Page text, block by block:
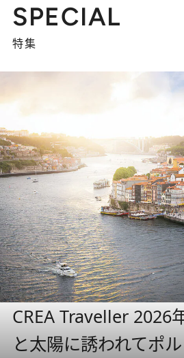
SPECIAL
特集
CREA Traveller
と太陽に誘われてポ